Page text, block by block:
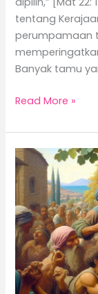
tentang
perumpamaan
Banyak tamu
Read More »
Allah
yang
Murah
Hati